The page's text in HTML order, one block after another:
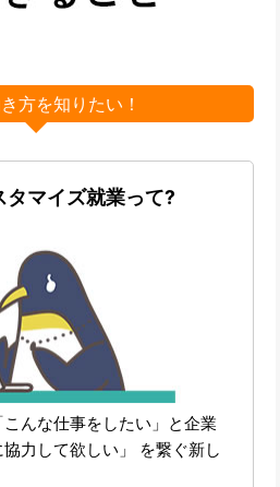
方を知りたい！
タマイズ就業って?
んな仕事をしたい」と企業
力して欲しい」 を繋ぐ新し